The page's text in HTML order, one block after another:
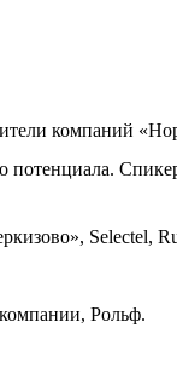
компаний
потенциала.
Selectel,
Рольф.